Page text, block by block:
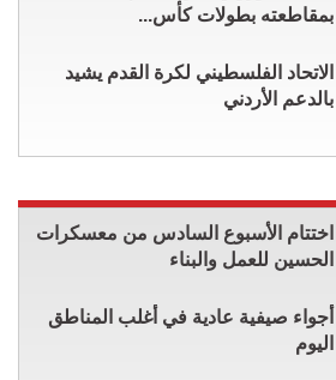
بمقاطعته بطولات كأس...
الاتحاد الفلسطيني لكرة القدم يشيد
بالدعم الأردني
اختتام الأسبوع السادس من معسكرات
الحسين للعمل والبناء
أجواء صيفية عادية في أغلب المناطق
اليوم